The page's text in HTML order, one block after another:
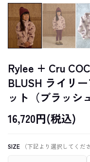
Rylee + Cru
BLUSH ライリ
ット（ブラッシ
16,720円(税込)
SIZE （下記より選択してくだ